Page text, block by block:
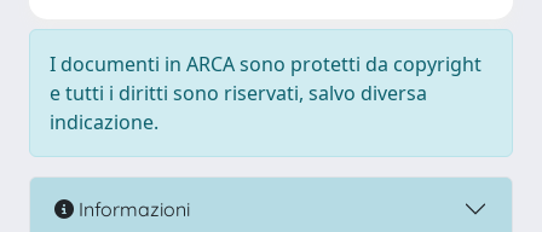
I documenti in ARCA sono protetti da copyright
e tutti i diritti sono riservati, salvo diversa
indicazione.
Informazioni